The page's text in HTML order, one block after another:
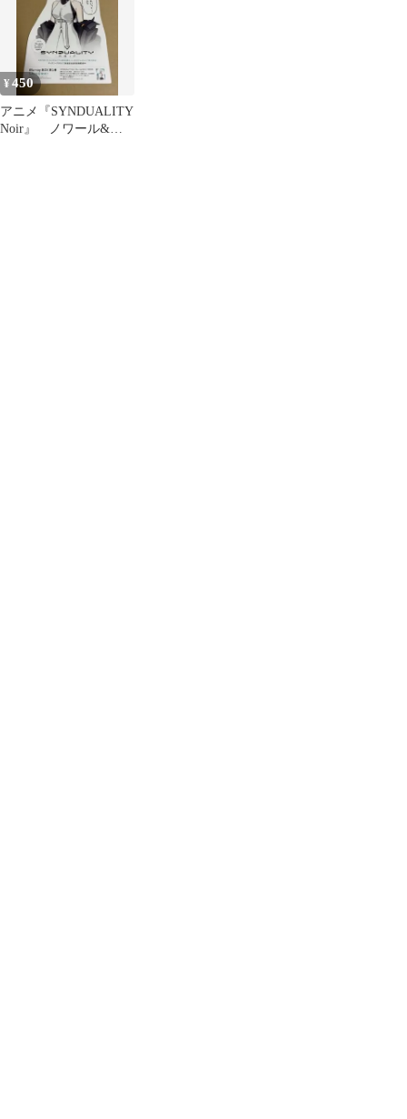
¥450
アニメ『SYNDUALITY
Noir』 ノワール&ミ